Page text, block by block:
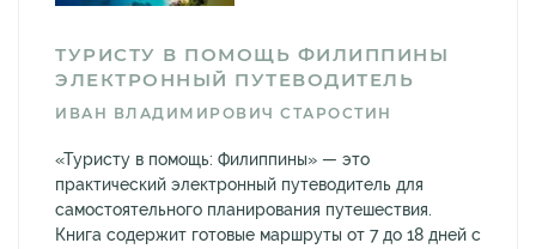
ТУРИСТУ В ПОМОЩЬ ФИЛИППИНЫ
ЭЛЕКТРОННЫЙ ПУТЕВОДИТЕЛЬ
ИВАН ВЛАДИМИРОВИЧ СТАРОСТИН
«Туристу в помощь: Филиппины» — это
практический электронный путеводитель для
самостоятельного планирования путешествия.
Книга содержит готовые маршруты от 7 до 18 дней с